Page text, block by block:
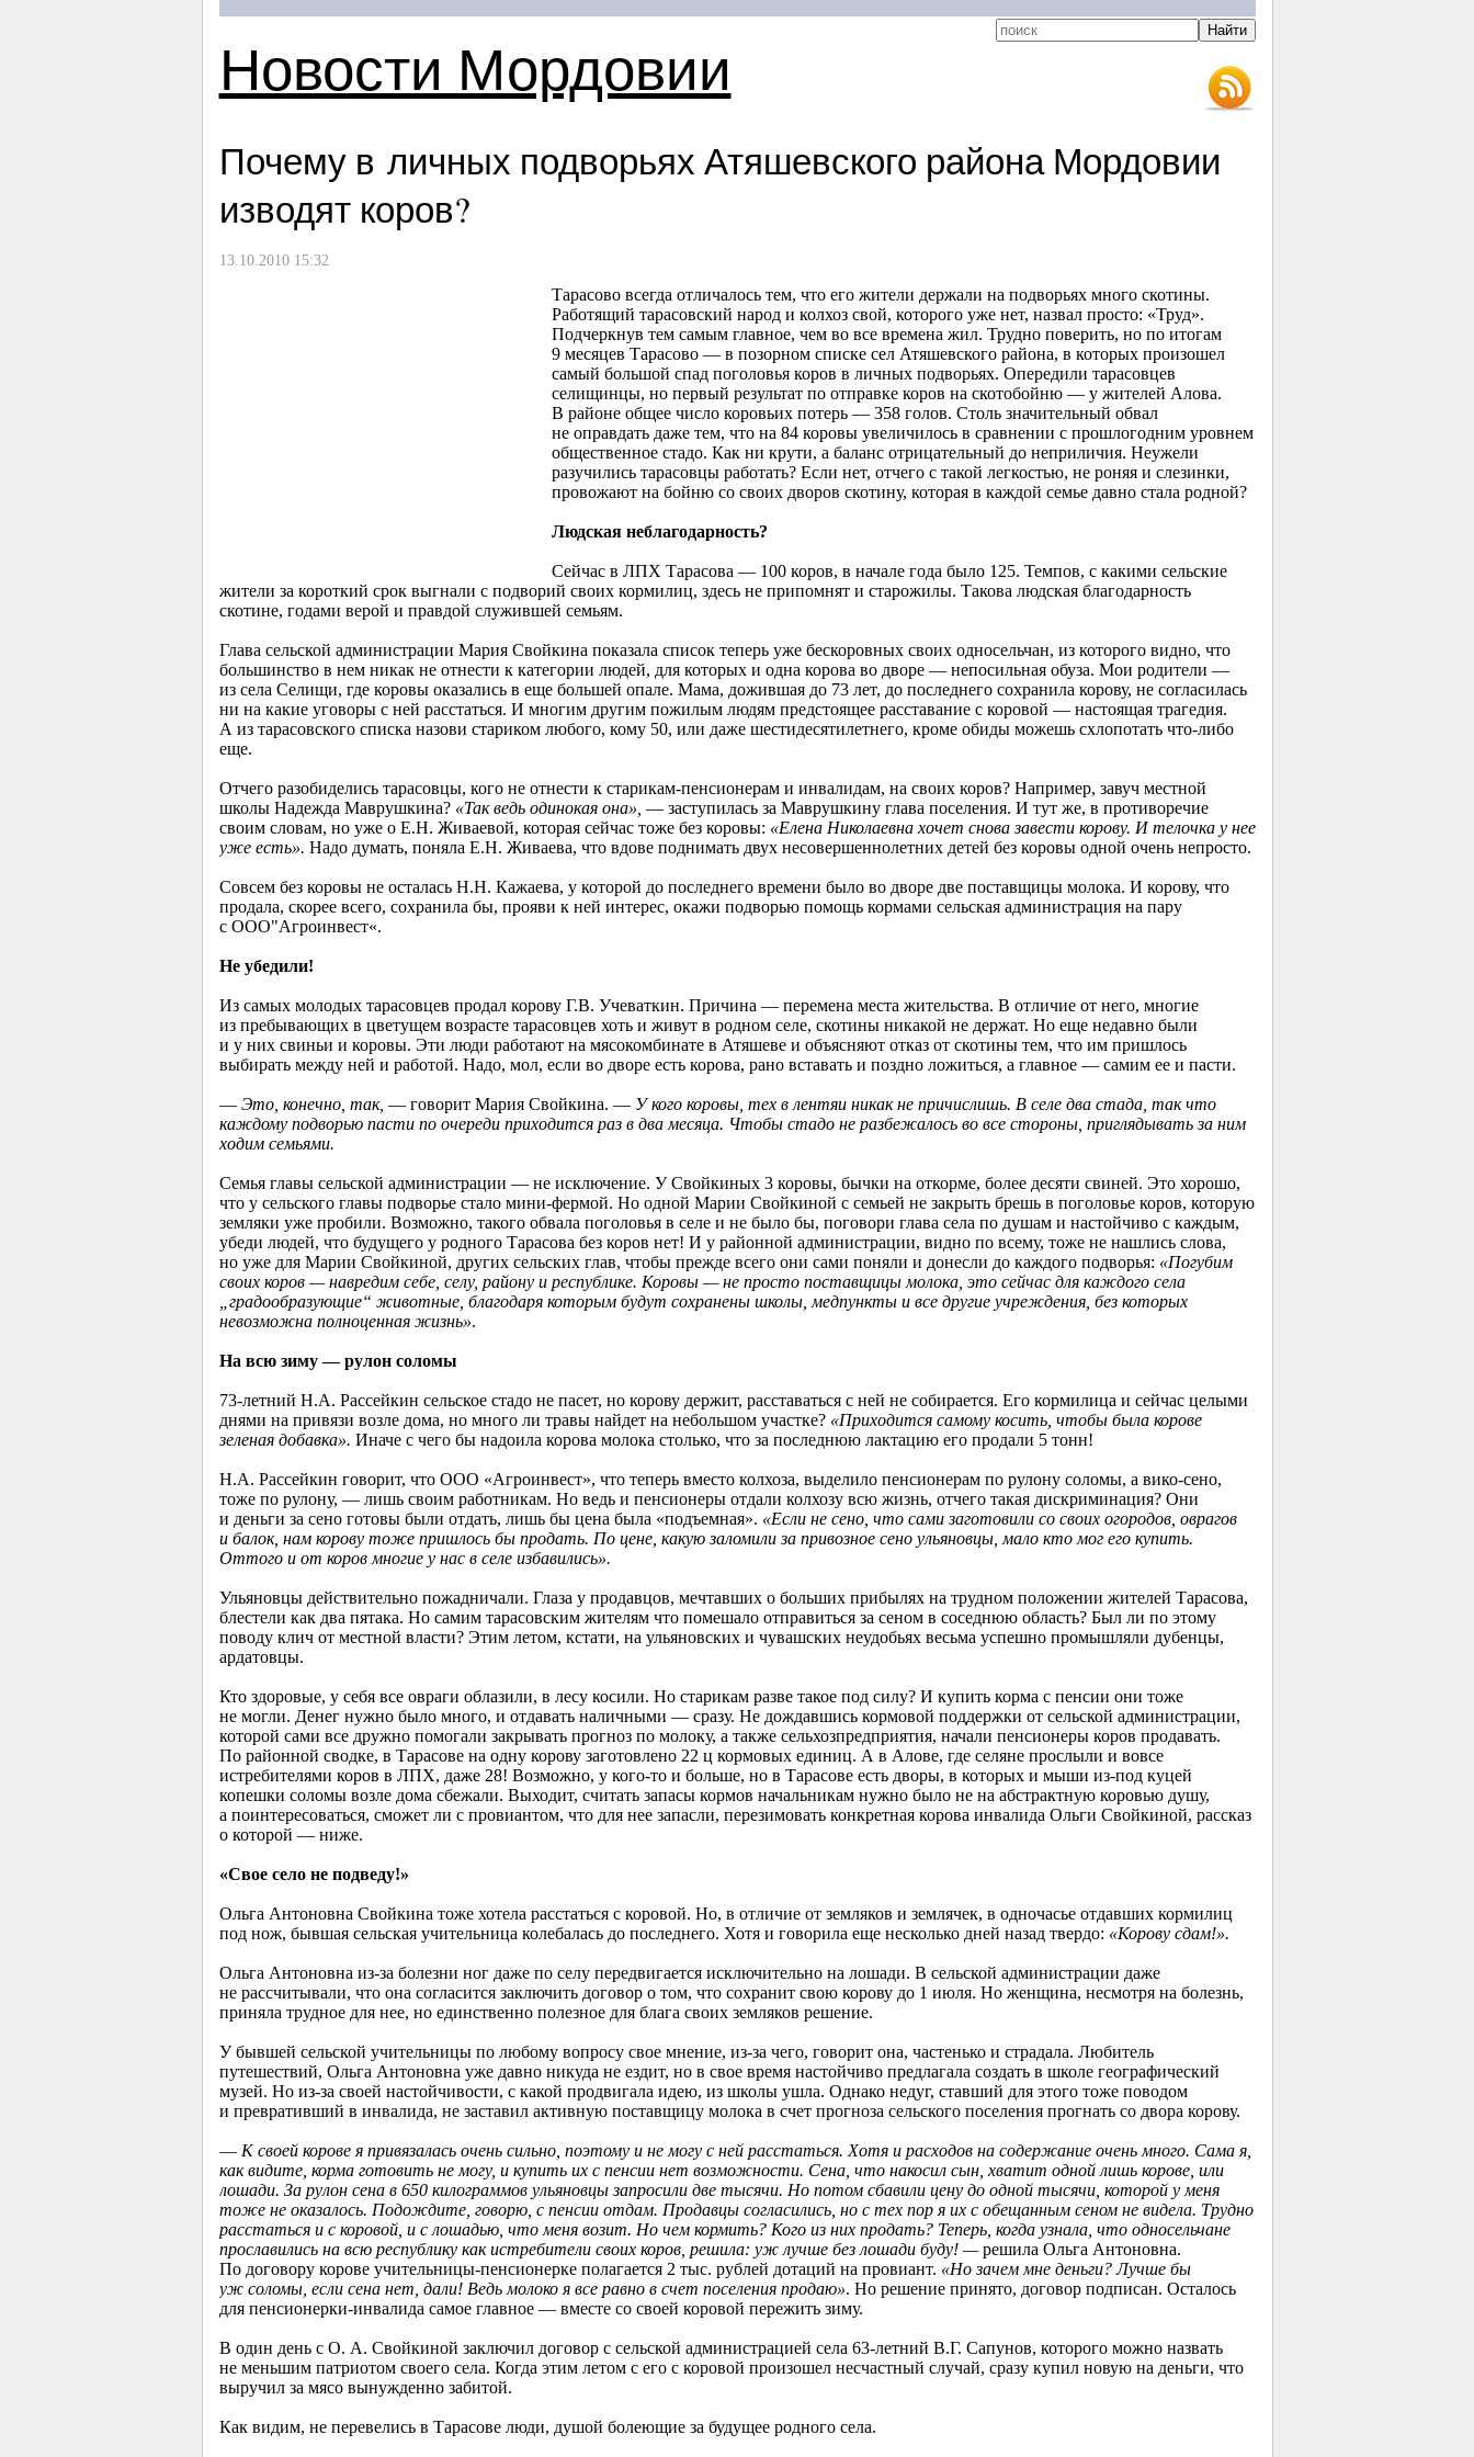
Новости Мордовии
Почему в личных подворьях Атяшевского района Мордовии
изводят коров?
13.10.2010 15:32
Тарасово всегда отличалось тем, что его жители держали на подворьях много скотины.
Работящий тарасовский народ и колхоз свой, которого уже нет, назвал просто: «Труд».
Подчеркнув тем самым главное, чем во все времена жил. Трудно поверить, но по итогам
9 месяцев Тарасово — в позорном списке сел Атяшевского района, в которых произошел
самый большой спад поголовья коров в личных подворьях. Опередили тарасовцев
селищинцы, но первый результат по отправке коров на скотобойню — у жителей Алова.
В районе общее число коровьих потерь — 358 голов. Столь значительный обвал
не оправдать даже тем, что на 84 коровы увеличилось в сравнении с прошлогодним уровнем
общественное стадо. Как ни крути, а баланс отрицательный до неприличия. Неужели
разучились тарасовцы работать? Если нет, отчего с такой легкостью, не роняя и слезинки,
провожают на бойню со своих дворов скотину, которая в каждой семье давно стала родной?
Людская неблагодарность?
Сейчас в ЛПХ Тарасова — 100 коров, в начале года было 125. Темпов, с какими сельские
жители за короткий срок выгнали с подворий своих кормилиц, здесь не припомнят и старожилы. Такова людская благодарность
скотине, годами верой и правдой служившей семьям.
Глава сельской администрации Мария Свойкина показала список теперь уже бескоровных своих односельчан, из которого видно, что
большинство в нем никак не отнести к категории людей, для которых и одна корова во дворе — непосильная обуза. Мои родители —
из села Селищи, где коровы оказались в еще большей опале. Мама, дожившая до 73 лет, до последнего сохранила корову, не согласилась
ни на какие уговоры с ней расстаться. И многим другим пожилым людям предстоящее расставание с коровой — настоящая трагедия.
А из тарасовского списка назови стариком любого, кому 50, или даже шестидесятилетнего, кроме обиды можешь схлопотать что-либо
еще.
Отчего разобиделись тарасовцы, кого не отнести к старикам-пенсионерам и инвалидам, на своих коров? Например, завуч местной
школы Надежда Маврушкина? «Так ведь одинокая она», — заступилась за Маврушкину глава поселения. И тут же, в противоречие
своим словам, но уже о Е.Н. Живаевой, которая сейчас тоже без коровы: «Елена Николаевна хочет снова завести корову. И телочка у нее
уже есть». Надо думать, поняла Е.Н. Живаева, что вдове поднимать двух несовершеннолетних детей без коровы одной очень непросто.
Совсем без коровы не осталась Н.Н. Кажаева, у которой до последнего времени было во дворе две поставщицы молока. И корову, что
продала, скорее всего, сохранила бы, прояви к ней интерес, окажи подворью помощь кормами сельская администрация на пару
с ООО"Агроинвест«.
Не убедили!
Из самых молодых тарасовцев продал корову Г.В. Учеваткин. Причина — перемена места жительства. В отличие от него, многие
из пребывающих в цветущем возрасте тарасовцев хоть и живут в родном селе, скотины никакой не держат. Но еще недавно были
и у них свиньи и коровы. Эти люди работают на мясокомбинате в Атяшеве и объясняют отказ от скотины тем, что им пришлось
выбирать между ней и работой. Надо, мол, если во дворе есть корова, рано вставать и поздно ложиться, а главное — самим ее и пасти.
— Это, конечно, так, — говорит Мария Свойкина. — У кого коровы, тех в лентяи никак не причислишь. В селе два стада, так что
каждому подворью пасти по очереди приходится раз в два месяца. Чтобы стадо не разбежалось во все стороны, приглядывать за ним
ходим семьями.
Семья главы сельской администрации — не исключение. У Свойкиных 3 коровы, бычки на откорме, более десяти свиней. Это хорошо,
что у сельского главы подворье стало мини-фермой. Но одной Марии Свойкиной с семьей не закрыть брешь в поголовье коров, которую
земляки уже пробили. Возможно, такого обвала поголовья в селе и не было бы, поговори глава села по душам и настойчиво с каждым,
убеди людей, что будущего у родного Тарасова без коров нет! И у районной администрации, видно по всему, тоже не нашлись слова,
но уже для Марии Свойкиной, других сельских глав, чтобы прежде всего они сами поняли и донесли до каждого подворья: «Погубим
своих коров — навредим себе, селу, району и республике. Коровы — не просто поставщицы молока, это сейчас для каждого села
„градообразующие“ животные, благодаря которым будут сохранены школы, медпункты и все другие учреждения, без которых
невозможна полноценная жизнь».
На всю зиму — рулон соломы
73-летний Н.А. Рассейкин сельское стадо не пасет, но корову держит, расставаться с ней не собирается. Его кормилица и сейчас целыми
днями на привязи возле дома, но много ли травы найдет на небольшом участке?«Приходится самому косить, чтобы была корове
зеленая добавка». Иначе с чего бы надоила корова молока столько, что за последнюю лактацию его продали 5 тонн!
Н.А. Рассейкин говорит, что ООО «Агроинвест», что теперь вместо колхоза, выделило пенсионерам по рулону соломы, а вико-сено,
тоже по рулону, — лишь своим работникам. Но ведь и пенсионеры отдали колхозу всю жизнь, отчего такая дискриминация? Они
и деньги за сено готовы были отдать, лишь бы цена была «подъемная». «Если не сено, что сами заготовили со своих огородов, оврагов
и балок, нам корову тоже пришлось бы продать. По цене, какую заломили за привозное сено ульяновцы, мало кто мог его купить.
Оттого и от коров многие у нас в селе избавились».
Ульяновцы действительно пожадничали. Глаза у продавцов, мечтавших о больших прибылях на трудном положении жителей Тарасова,
блестели как два пятака. Но самим тарасовским жителям что помешало отправиться за сеном в соседнюю область? Был ли по этому
поводу клич от местной власти? Этим летом, кстати, на ульяновских и чувашских неудобьях весьма успешно промышляли дубенцы,
ардатовцы.
Кто здоровые, у себя все овраги облазили, в лесу косили. Но старикам разве такое под силу? И купить корма с пенсии они тоже
не могли. Денег нужно было много, и отдавать наличными — сразу. Не дождавшись кормовой поддержки от сельской администрации,
которой сами все дружно помогали закрывать прогноз по молоку, а также сельхозпредприятия, начали пенсионеры коров продавать.
По районной сводке, в Тарасове на одну корову заготовлено 22 ц кормовых единиц. А в Алове, где селяне прослыли и вовсе
истребителями коров в ЛПХ, даже 28! Возможно, у кого-то и больше, но в Тарасове есть дворы, в которых и мыши из-под куцей
копешки соломы возле дома сбежали. Выходит, считать запасы кормов начальникам нужно было не на абстрактную коровью душу,
а поинтересоваться, сможет ли с провиантом, что для нее запасли, перезимовать конкретная корова инвалида Ольги Свойкиной, рассказ
о которой — ниже.
«Свое село не подведу!»
Ольга Антоновна Свойкина тоже хотела расстаться с коровой. Но, в отличие от земляков и землячек, в одночасье отдавших кормилиц
под нож, бывшая сельская учительница колебалась до последнего. Хотя и говорила еще несколько дней назад твердо: «Корову сдам!».
Ольга Антоновна из-за болезни ног даже по селу передвигается исключительно на лошади. В сельской администрации даже
не рассчитывали, что она согласится заключить договор о том, что сохранит свою корову до 1 июля. Но женщина, несмотря на болезнь,
приняла трудное для нее, но единственно полезное для блага своих земляков решение.
У бывшей сельской учительницы по любому вопросу свое мнение, из-за чего, говорит она, частенько и страдала. Любитель
путешествий, Ольга Антоновна уже давно никуда не ездит, но в свое время настойчиво предлагала создать в школе географический
музей. Но из-за своей настойчивости, с какой продвигала идею, из школы ушла. Однако недуг, ставший для этого тоже поводом
и превративший в инвалида, не заставил активную поставщицу молока в счет прогноза сельского поселения прогнать со двора корову.
— К своей корове я привязалась очень сильно, поэтому и не могу с ней расстаться. Хотя и расходов на содержание очень много. Сама я,
как видите, корма готовить не могу, и купить их с пенсии нет возможности. Сена, что накосил сын, хватит одной лишь корове, или
лошади. За рулон сена в 650 килограммов ульяновцы запросили две тысячи. Но потом сбавили цену до одной тысячи, которой у меня
тоже не оказалось. Подождите, говорю, с пенсии отдам. Продавцы согласились, но с тех пор я их с обещанным сеном не видела. Трудно
расстаться и с коровой, и с лошадью, что меня возит. Но чем кормить? Кого из них продать? Теперь, когда узнала, что односельчане
прославились на всю республику как истребители своих коров, решила: уж лучше без лошади буду! —решила Ольга Антоновна.
По договору корове учительницы-пенсионерке полагается 2 тыс. рублей дотаций на провиант. «Но зачем мне деньги? Лучше бы
уж соломы, если сена нет, дали! Ведь молоко я все равно в счет поселения продаю». Но решение принято, договор подписан. Осталось
для пенсионерки-инвалида самое главное — вместе со своей коровой пережить зиму.
В один день с О. А. Свойкиной заключил договор с сельской администрацией села 63-летний В.Г. Сапунов, которого можно назвать
не меньшим патриотом своего села. Когда этим летом с его с коровой произошел несчастный случай, сразу купил новую на деньги, что
выручил за мясо вынужденно забитой.
Как видим, не перевелись в Тарасове люди, душой болеющие за будущее родного села.